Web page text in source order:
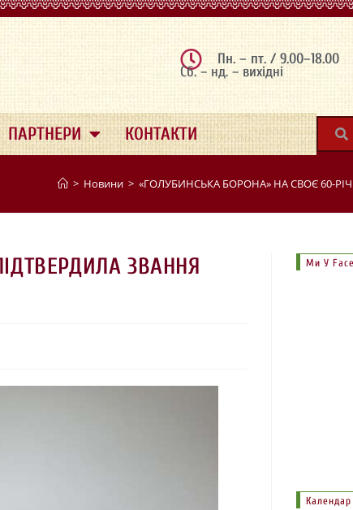
Пн. – пт. / 9.00–18.00
Сб. – нд. – вихідні
ПАРТНЕРИ КОНТАКТИ
> Новини > «ГОЛУБИНСЬКА БОРОНА» НА СВОЄ 60-
ЗВАННЯ
Ми У
Календар